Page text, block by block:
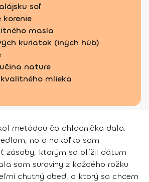
soľ
korenie
masla
kuriatok (iných húb)
nature
mlieka
metódou čo chladnička dala.
no a nakoľko som
zásoby, ktorým sa blížil dátum
som suroviny z každého rožku
chutný obed, o ktorý sa chcem